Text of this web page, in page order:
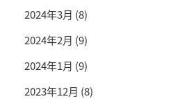
2024年3月 (8)
2024年2月 (9)
2024年1月 (9)
2023年12月 (8)